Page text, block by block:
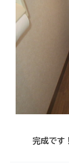
完成です